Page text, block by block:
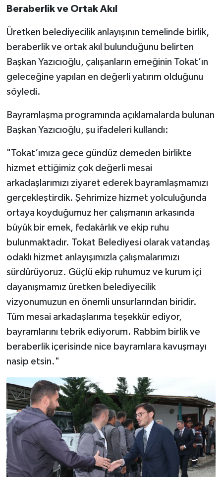
Beraberlik ve Ortak Akıl
Üretken belediyecilik anlayışının temelinde birlik,
beraberlik ve ortak akıl bulunduğunu belirten
Başkan Yazıcıoğlu, çalışanların emeğinin Tokat’ın
geleceğine yapılan en değerli yatırım olduğunu
söyledi.
Bayramlaşma programında açıklamalarda bulunan
Başkan Yazıcıoğlu, şu ifadeleri kullandı:
"Tokat’ımıza gece gündüz demeden birlikte
hizmet ettiğimiz çok değerli mesai
arkadaşlarımızı ziyaret ederek bayramlaşmamızı
gerçekleştirdik. Şehrimize hizmet yolculuğunda
ortaya koyduğumuz her çalışmanın arkasında
büyük bir emek, fedakârlık ve ekip ruhu
bulunmaktadır. Tokat Belediyesi olarak vatandaş
odaklı hizmet anlayışımızla çalışmalarımızı
sürdürüyoruz. Güçlü ekip ruhumuz ve kurum içi
dayanışmamız üretken belediyecilik
vizyonumuzun en önemli unsurlarından biridir.
Tüm mesai arkadaşlarıma teşekkür ediyor,
bayramlarını tebrik ediyorum. Rabbim birlik ve
beraberlik içerisinde nice bayramlara kavuşmayı
nasip etsin."